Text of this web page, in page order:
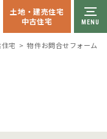
土地・建売住宅
中古住宅
宅 物件お問合せフォーム